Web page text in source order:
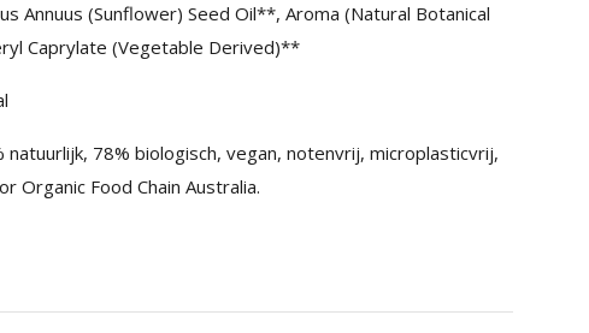
Annuus (Sunflower) Seed Oil**, Aroma (Natural Botanical
Caprylate (Vegetable Derived)**
natuurlijk, 78% biologisch, vegan, notenvrij, microplasticvrij,
Food Chain Australia.